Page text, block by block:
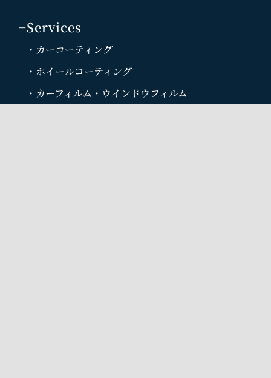
−Services
・カーコーティング
・ホイールコーティング
・カーフィルム・ウインドウフィルム